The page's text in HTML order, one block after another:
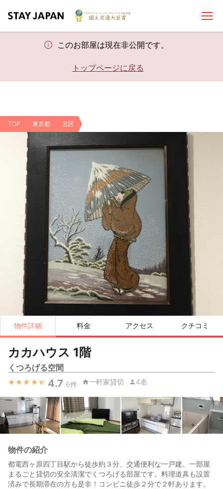
このお部屋は現在非公開です。
トップページに戻る
TOP 東京都 北区
物件詳細 料金 アクセス クチコミ
カカハウス 1階
くつろげる空間
4.7 6件 一軒家貸切 4名
物件の紹介
都電西ヶ原四丁目駅から徒歩約３分、交通便利な一戸建。一部屋
まるごと貸切の安全清潔でくつろげる部屋です。料理道具も設置
済みで長期滞在の方も是非！コンビニ徒歩２分で２軒あります。